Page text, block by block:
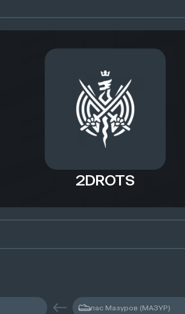
2DROTS
пас Мазуров (МАЗУР)